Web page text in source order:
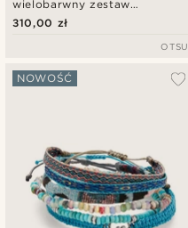
wielobarwny zestaw
bransoletek z pereł
słodkowodnych i szklanych
310,00 zł
OTSU
NOWOŚĆ